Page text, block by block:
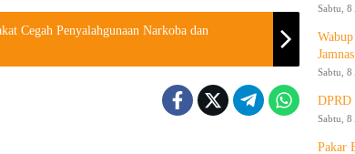
Cegah Penyalahgunaan Narkoba dan
Sabtu, 8
Sabtu, 8
DPRD
Sabtu, 8
Pakar